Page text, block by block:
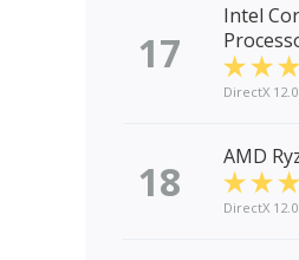
17
Intel
DirectX 12.0
18 AMD
DirectX 12.0